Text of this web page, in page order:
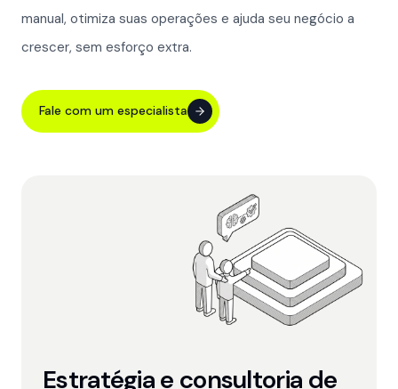
manual, otimiza suas operações e ajuda seu negócio a
crescer, sem esforço extra.
Fale com um especialista
Estratégia e consultoria de